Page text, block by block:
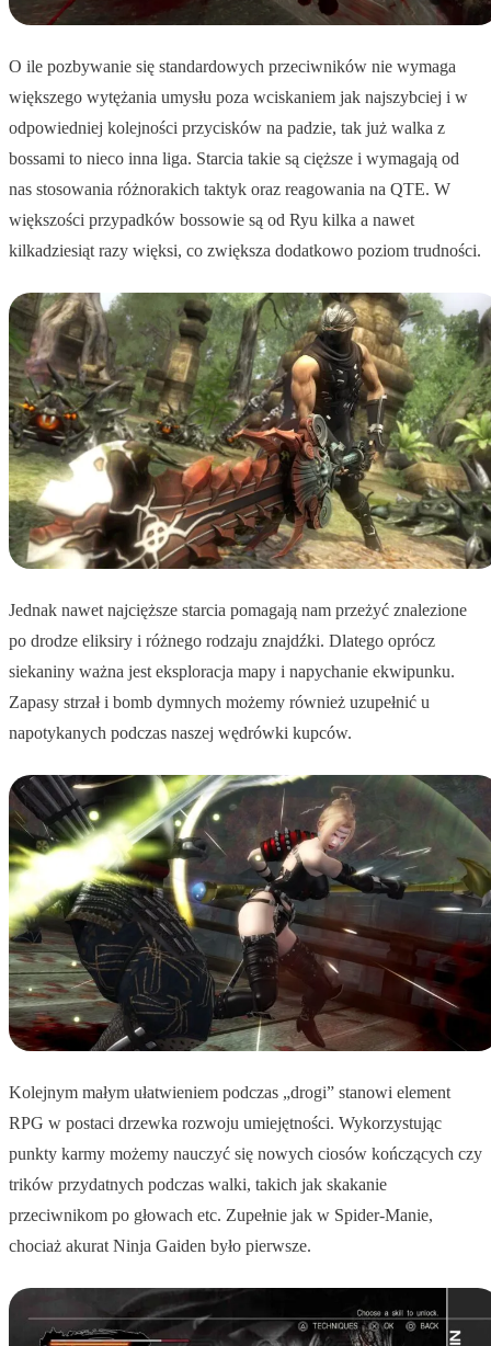
O ile pozbywanie się standardowych przeciwników nie wymaga
większego wytężania umysłu poza wciskaniem jak najszybciej i w
odpowiedniej kolejności przycisków na padzie, tak już walka z
bossami to nieco inna liga. Starcia takie są cięższe i wymagają od
nas stosowania różnorakich taktyk oraz reagowania na QTE. W
większości przypadków bossowie są od Ryu kilka a nawet
kilkadziesiąt razy więksi, co zwiększa dodatkowo poziom trudności.
Jednak nawet najcięższe starcia pomagają nam przeżyć znalezione
po drodze eliksiry i różnego rodzaju znajdźki. Dlatego oprócz
siekaniny ważna jest eksploracja mapy i napychanie ekwipunku.
Zapasy strzał i bomb dymnych możemy również uzupełnić u
napotykanych podczas naszej wędrówki kupców.
Kolejnym małym ułatwieniem podczas „drogi” stanowi element
RPG w postaci drzewka rozwoju umiejętności. Wykorzystując
punkty karmy możemy nauczyć się nowych ciosów kończących czy
trików przydatnych podczas walki, takich jak skakanie
przeciwnikom po głowach etc. Zupełnie jak w Spider-Manie,
chociaż akurat Ninja Gaiden było pierwsze.